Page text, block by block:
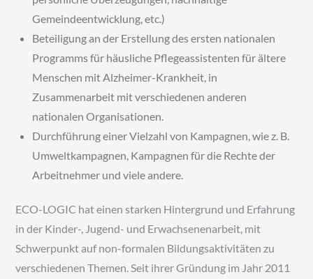
Gemeindeentwicklung, etc.)
Beteiligung an der Erstellung des ersten nationalen
Programms für häusliche Pflegeassistenten für ältere
Menschen mit Alzheimer-Krankheit, in
Zusammenarbeit mit verschiedenen anderen
nationalen Organisationen.
Durchführung einer Vielzahl von Kampagnen, wie z. B.
Umweltkampagnen, Kampagnen für die Rechte der
Arbeitnehmer und viele andere.
ECO-LOGIC hat einen starken Hintergrund und Erfahrung
in der Kinder-, Jugend- und Erwachsenenarbeit, mit
Schwerpunkt auf non-formalen Bildungsaktivitäten zu
verschiedenen Themen. Seit ihrer Gründung im Jahr 2011